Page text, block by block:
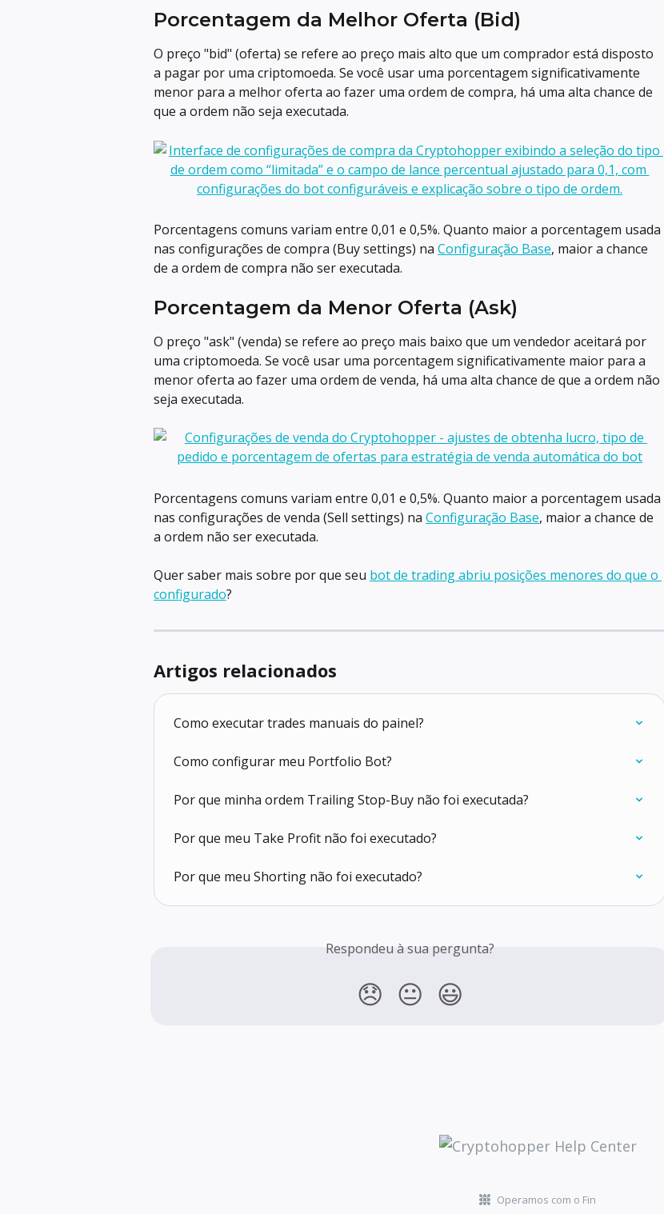
Porcentagem da Melhor Oferta (Bid)
O preço "bid" (oferta) se refere ao preço mais alto que um comprador está disposto
a pagar por uma criptomoeda. Se você usar uma porcentagem significativamente
menor para a melhor oferta ao fazer uma ordem de compra, há uma alta chance de
que a ordem não seja executada.
Porcentagens comuns variam entre 0,01 e 0,5%. Quanto maior a porcentagem usada
nas configurações de compra (Buy settings) na Configuração Base, maior a chance
de a ordem de compra não ser executada.
Porcentagem da Menor Oferta (Ask)
O preço "ask" (venda) se refere ao preço mais baixo que um vendedor aceitará por
uma criptomoeda. Se você usar uma porcentagem significativamente maior para a
menor oferta ao fazer uma ordem de venda, há uma alta chance de que a ordem não
seja executada.
Porcentagens comuns variam entre 0,01 e 0,5%. Quanto maior a porcentagem usada
nas configurações de venda (Sell settings) na Configuração Base, maior a chance de
a ordem não ser executada.
Quer saber mais sobre por que seu bot de trading abriu posições menores do que o
configurado?
Artigos relacionados
Como executar trades manuais do painel?
Como configurar meu Portfolio Bot?
Por que minha ordem Trailing Stop-Buy não foi executada?
Por que meu Take Profit não foi executado?
Por que meu Shorting não foi executado?
Respondeu à sua pergunta?
😞 😐 😃
Operamos com o Fin